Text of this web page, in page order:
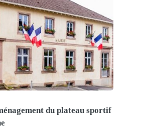
du plateau sportif